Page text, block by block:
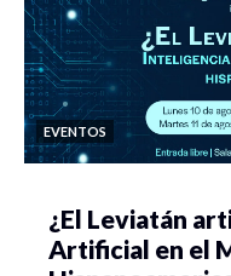
EVENTOS
¿El Leviatán
Artificial en el